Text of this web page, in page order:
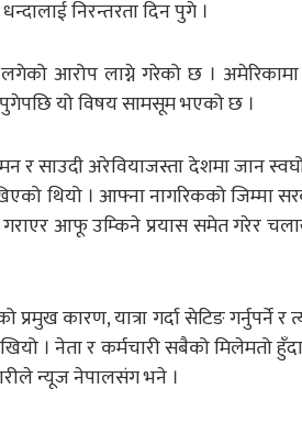
निरन्तरता दिन पुगे ।
आरोप लाग्ने गरेको छ ।
यो विषय सामसूम भएको छ ।
साउदी अरेवियाजस्ता देशमा जान
थियो । आफ्ना नागरिकको जिम्मा
गराएर आफू उम्किने प्रयास समेत गरेर
कारण, यात्रा गर्दा सेटिङ गर्नुपर्ने र
। नेता र कर्मचारी सबैको मिलेमतो हुँदा
न्यूज नेपालसंग भने ।